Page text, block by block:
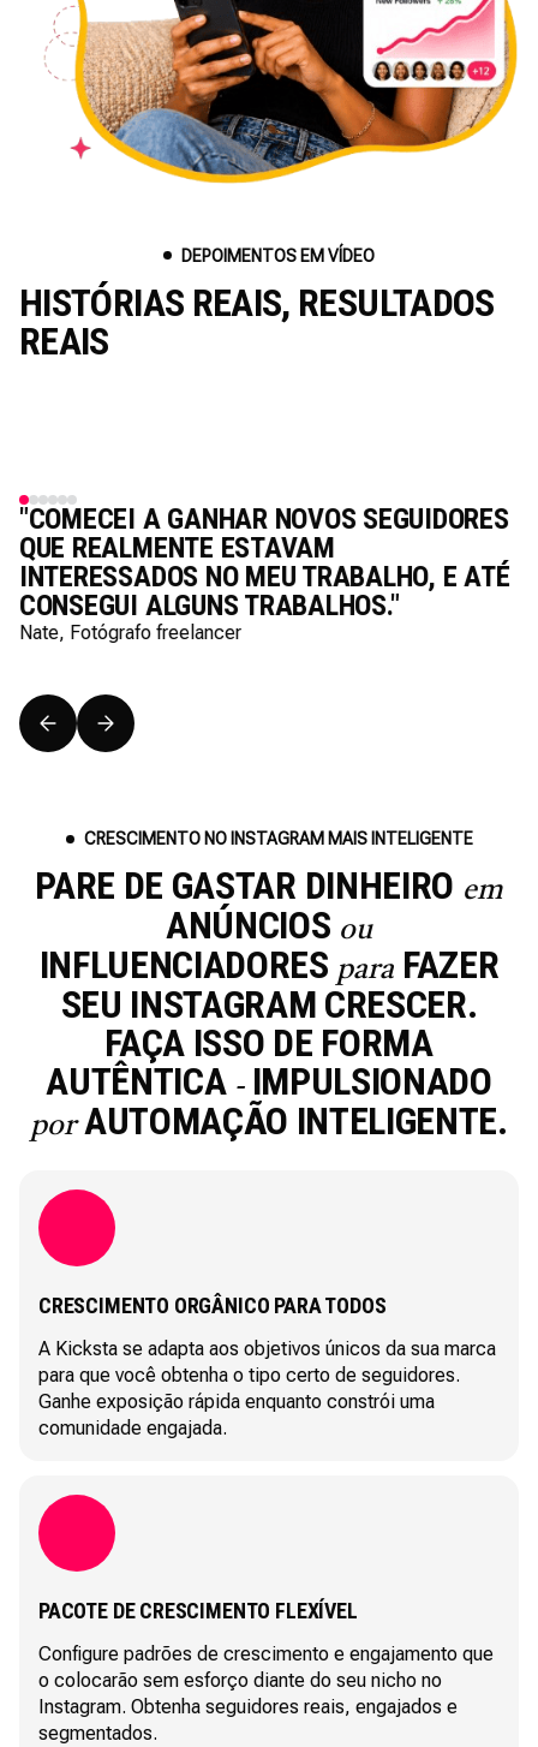
DEPOIMENTOS EM VÍDEO
HISTÓRIAS REAIS, RESULTADOS
REAIS
"COMECEI A GANHAR NOVOS SEGUIDORES
QUE REALMENTE ESTAVAM
INTERESSADOS NO MEU TRABALHO, E ATÉ
CONSEGUI ALGUNS TRABALHOS."
Nate, Fotógrafo freelancer
CRESCIMENTO NO INSTAGRAM MAIS INTELIGENTE
PARE DE GASTAR DINHEIRO em
ANÚNCIOS ou
INFLUENCIADORES para FAZER
SEU INSTAGRAM CRESCER.
FAÇA ISSO DE FORMA
AUTÊNTICA -IMPULSIONADO
porAUTOMAÇÃO INTELIGENTE.
CRESCIMENTO ORGÂNICO PARA TODOS
A Kicksta se adapta aos objetivos únicos da sua marca
para que você obtenha o tipo certo de seguidores.
Ganhe exposição rápida enquanto constrói uma
comunidade engajada.
PACOTE DE CRESCIMENTO FLEXÍVEL
Configure padrões de crescimento e engajamento que
o colocarão sem esforço diante do seu nicho no
Instagram. Obtenha seguidores reais, engajados e
segmentados.